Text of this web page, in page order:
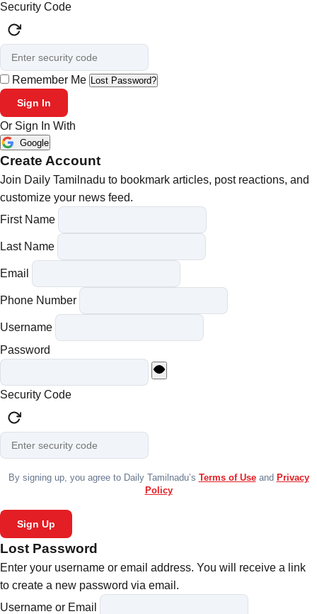
Security Code
Remember Me Lost Password?
Sign In
Or Sign In With
Google
Create Account
Join Daily Tamilnadu to bookmark articles, post reactions, and
customize your news feed.
First Name
Last Name
Email
Phone Number
Username
Password
Security Code
By signing up, you agree to Daily Tamilnadu’s Terms of Useand Privacy
Policy
Sign Up
Lost Password
Enter your username or email address. You will receive a link
to create a new password via email.
Username or Email